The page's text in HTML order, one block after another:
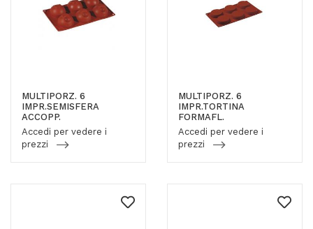
MULTIPORZ. 6
IMPR.SEMISFERA
ACCOPP.
Accedi per vedere i
prezzi
MULTIPORZ. 6
IMPR.TORTINA
FORMAFL.
Accedi per vedere i
prezzi